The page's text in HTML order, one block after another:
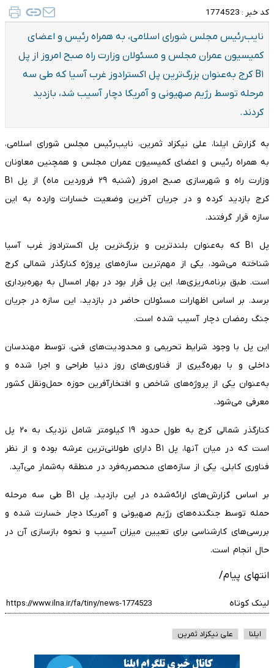
کد خبر : 1774523
نایب‌رئیس مجلس شورای اسلامی، به همراه رئیس و اعضای
کمیسیون عمران مجلس و مسئولان وزارت راه صبح امروز از پل
B۱ کرج به‌عنوان بزرگ‌ترین پل اکسترادوز غرب آسیا که طی سه
مرحله توسط رژیم صهیونی و آمریکا دچار آسیب شد، بازدید
کردند.
به گزارش ایلنا، علی نیکزاد ثمرین، نایب‌رئیس مجلس شورای اسلامی،
به همراه رئیس و اعضای کمیسیون عمران مجلس و همچنین معاونان
وزارت راه و شهرسازی صبح امروز (شنبه ۲۹ فروردین ماه) از پل B۱
کرج بازدید کرده و در جریان آخرین وضعیت خسارات وارده به این
سازه قرار گرفتند.
پل B۱ که به‌عنوان بلندترین و بزرگ‌ترین پل اکسترادوز غرب آسیا
شناخته می‌شود، یکی از مهم‌ترین سازه‌های پروژه کنارگذر شمالی کرج
است. طبق برنامه‌ریزی‌ها، این پل قرار بود در بهار امسال به بهره‌برداری
برسد. بر اساس اظهارات مسئولان حاضر در بازدید، این سازه در جریان
جنگ رمضان دچار آسیب شده است.
این پل با وجود شرایط تحریمی و محدودیت‌های فنی، توسط مهندسان
داخلی و با بهره‌گیری از فناوری‌های روز دنیا طراحی و اجرا شده و
به‌عنوان یکی از پروژه‌های شاخص و افتخارآفرین حوزه حمل‌ونقل کشور
معرفی می‌شود.
کنارگذر شمالی کرج به طول حدود ۱۹ کیلومتر شامل نزدیک به ۲۰ پل
است که در میان آنها، پل B۱ دارای طولانی‌ترین عرشه بوده و از نظر
فناوری کابلی، یکی از سازه‌های منحصر‌به‌فرد در منطقه به‌شمار می‌آید.
بر اساس گزارش‌های ارائه‌شده در این بازدید، پل B۱ طی سه مرحله
حمله توسط جنگنده‌های رژیم صهیونی و آمریکا دچار خسارت شده و
بررسی‌های کارشناسی برای تعیین میزان آسیب و نحوه بازسازی آن در
حال انجام است.
انتهای پیام/
لینک کوتاه
ایلنا علی نیکزاد ثمرین